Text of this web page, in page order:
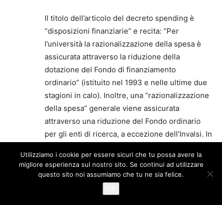
Il titolo dell’articolo del decreto spending è
“disposizioni finanziarie” e recita: “Per
l’università la razionalizzazione della spesa è
assicurata attraverso la riduzione della
dotazione del Fondo di finanziamento
ordinario” (istituito nel 1993 e nelle ultime due
stagioni in calo). Inoltre, una “razionalizzazione
della spesa” generale viene assicurata
attraverso una riduzione del Fondo ordinario
per gli enti di ricerca, a eccezione dell’Invalsi. In
“razionalizzazione” non è stata quantificata.”
Entra per lasciare un commento
Utilizziamo i cookie per essere sicuri che tu possa avere la
migliore esperienza sul nostro sito. Se continui ad utilizzare
questo sito noi assumiamo che tu ne sia felice.